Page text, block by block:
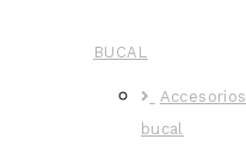
BUCAL
Accesorios
bucal